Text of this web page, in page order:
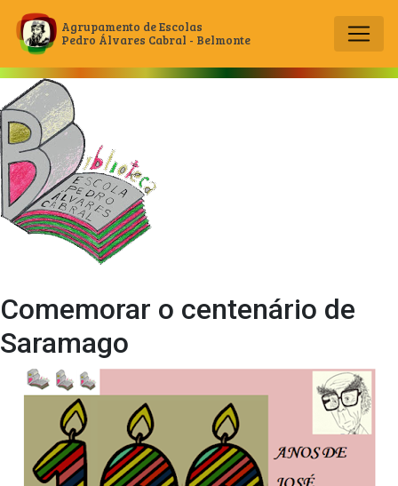
Main Navigation
Agrupamento de Escolas
Pedro Álvares Cabral - Belmonte
Comemorar o centenário de
Saramago